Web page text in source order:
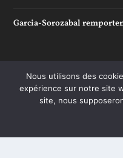
Garcia-Sorozabal
Nous utilisons des
expérience sur notre site
site, nous